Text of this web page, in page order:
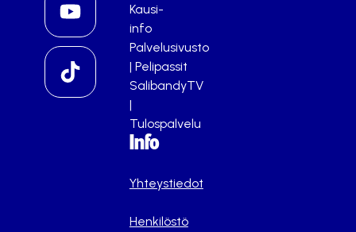
Kausi-
info
Palvelusivusto
| Pelipassit
SalibandyTV
|
Tulospalvelu
Info
Yhteystiedot
Henkilöstö